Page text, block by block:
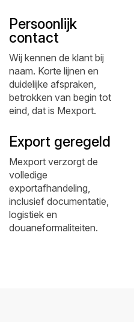
Persoonlijk
contact
Wij kennen de klant bij
naam. Korte lijnen en
duidelijke afspraken,
betrokken van begin tot
eind, dat is Mexport.
Export geregeld
Mexport verzorgt de
volledige
exportafhandeling,
inclusief documentatie,
logistiek en
douaneformaliteiten.